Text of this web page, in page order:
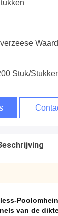
Stuk/
van de